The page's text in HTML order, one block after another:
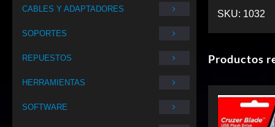
CABLES Y ADAPTADORES
SOPORTES
REPUESTOS
HERRAMIENTAS
SOFTWARE
SKU: 1032
Productos